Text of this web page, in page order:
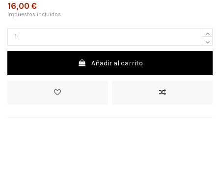
16,00 €
Impuestos incluidos
Añadir al carrito